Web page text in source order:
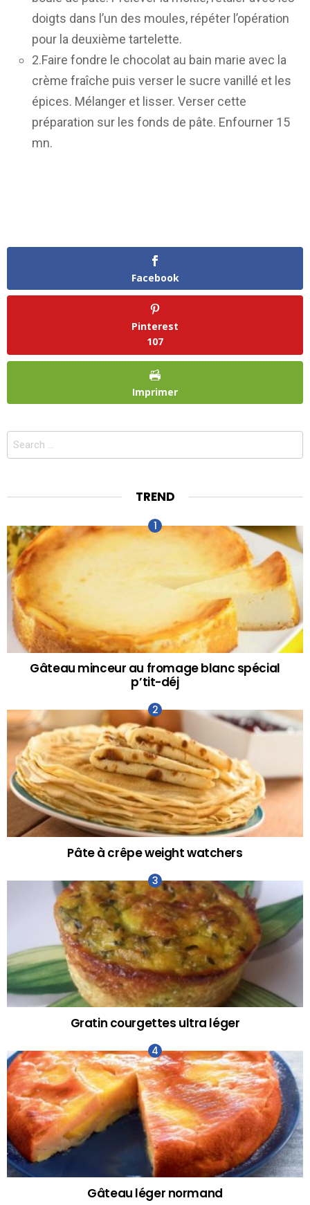
doigts dans l’un des moules, répéter l’opération
pour la deuxième tartelette.
2.Faire fondre le chocolat au bain marie avec la
crème fraîche puis verser le sucre vanillé et les
épices. Mélanger et lisser. Verser cette
préparation sur les fonds de pâte. Enfourner 15
mn.
Facebook
Pinterest
107
Imprimer
Search
TREND
Gâteau minceur au fromage blanc spécial
p’tit-déj
Pâte à crêpe weight watchers
Gratin courgettes ultra léger
Gâteau léger normand